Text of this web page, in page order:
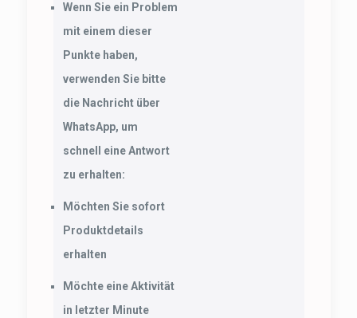
Wenn Sie ein Problem
mit einem dieser
Punkte haben,
verwenden Sie bitte
die Nachricht über
WhatsApp, um
schnell eine Antwort
zu erhalten:
Möchten Sie sofort
Produktdetails
erhalten
Möchte eine Aktivität
in letzter Minute